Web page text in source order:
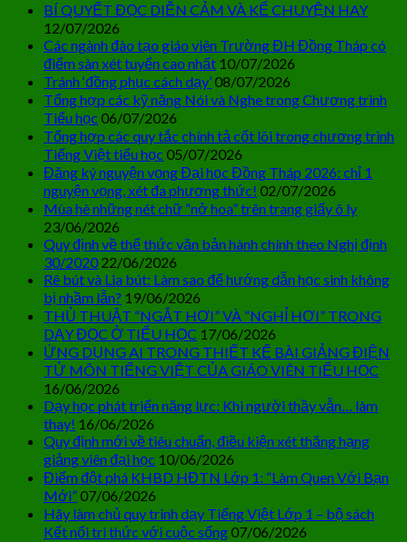
BÍ QUYẾT ĐỌC DIỄN CẢM VÀ KỂ CHUYỆN HAY
12/07/2026
Các ngành đào tạo giáo viên Trường ĐH Đồng Tháp có
điểm sàn xét tuyển cao nhất 10/07/2026
Tránh ‘đồng phục cách dạy’08/07/2026
Tổng hợp các kỹ năng Nói và Nghe trong Chương trình
Tiểu học 06/07/2026
Tổng hợp các quy tắc chính tả cốt lõi trong chương trình
Tiếng Việt tiểu học 05/07/2026
Đăng ký nguyện vọng Đại học Đồng Tháp 2026: chỉ 1
nguyện vọng, xét đa phương thức! 02/07/2026
Mùa hè những nét chữ “nở hoa” trên trang giấy ô ly
23/06/2026
Quy định về thể thức văn bản hành chính theo Nghị định
30/2020 22/06/2026
Rê bút và Lia bút: Làm sao để hướng dẫn học sinh không
bị nhầm lẫn? 19/06/2026
THỦ THUẬT “NGẮT HƠI” VÀ “NGHỈ HƠI” TRONG
DẠY ĐỌC Ở TIỂU HỌC 17/06/2026
ỨNG DỤNG AI TRONG THIẾT KẾ BÀI GIẢNG ĐIỆN
TỬ MÔN TIẾNG VIỆT CỦA GIÁO VIÊN TIỂU HỌC
16/06/2026
Dạy học phát triển năng lực: Khi người thầy vẫn… làm
thay! 16/06/2026
Quy định mới về tiêu chuẩn, điều kiện xét thăng hạng
giảng viên đại học 10/06/2026
Điểm đột phá KHBD HĐTN Lớp 1: “Làm Quen Với Bạn
Mới”07/06/2026
Hãy làm chủ quy trình dạy Tiếng Việt Lớp 1 – bộ sách
Kết nối tri thức với cuộc sống07/06/2026